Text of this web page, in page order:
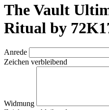
The Vault
Ritual by
Anrede
Zeichen verbleibend
Widmung